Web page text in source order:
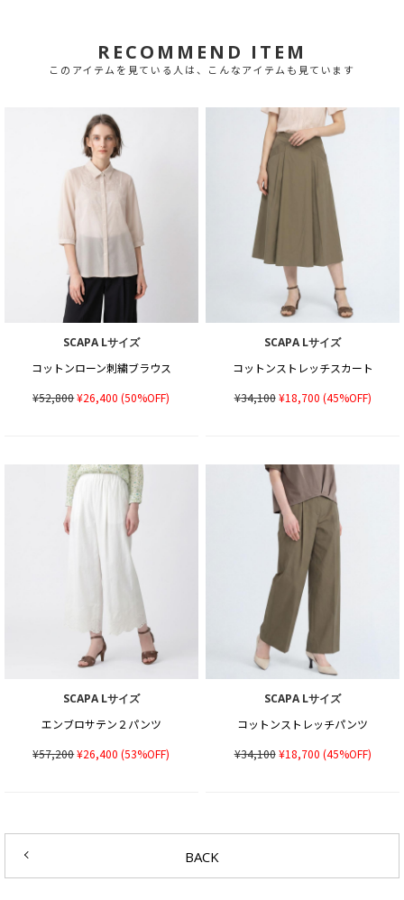
RECOMMEND ITEM
このアイテムを見ている人は、こんなアイテムも見ています
SCAPA Lサイズ
コットンローン刺繍ブラウス
¥52,800¥26,400 (50%OFF)
SCAPA Lサイズ
コットンストレッチスカート
¥34,100¥18,700 (45%OFF)
SCAPA Lサイズ
エンブロサテン２パンツ
¥57,200¥26,400 (53%OFF)
SCAPA Lサイズ
コットンストレッチパンツ
¥34,100¥18,700 (45%OFF)
BACK